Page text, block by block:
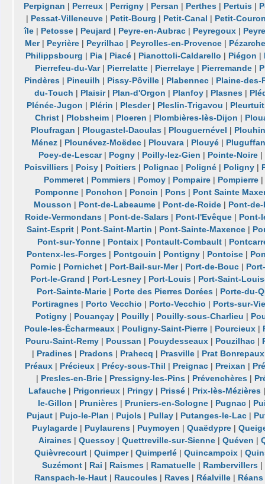
Perpignan | Perreux | Perrigny | Persan | Perthes | Pertuis |
| Pessat-Villeneuve | Petit-Bourg | Petit-Canal | Petit-
île | Petosse | Peujard | Peyre-en-Aubrac | Peyregoux |
Mer| Peyrière| Peyrilhac| Peyrolles-en-Provence|
Philippsbourg | Pia| Piacé| Pianottoli-Caldarello | Piégon |
Pierrefeu-du-Var| Pierrelatte | Pierrelaye | Pierremande |
Pindères| Pineuilh | Pissy-Pôville| Plabennec| Plaine-des-
du-Touch | Plaisir| Plan-d'Orgon | Planfoy | Plasnes |
Plénée-Jugon | Plérin | Plesder| Pleslin-Trigavou | Pleurtuit
Christ| Plobsheim| Ploeren | Plombières-lès-Dijon |
Ploufragan | Plougastel-Daoulas| Plouguernével |
Ménez| Plounévez-Moëdec| Plouvara| Plouyé| Pluguffan
Poey-de-Lescar| Pogny | Poilly-lez-Gien | Pointe-Noire |
Poisvilliers | Poisy | Poitiers | Polignac | Poligné | Poligny |
Pommeret| Pommiers| Pomoy| Pompaire| Pompierre|
Pomponne| Ponchon | Poncin | Pons| Pont Sainte
Mousson | Pont-de-Labeaume | Pont-de-Roide | Pont-
Roide-Vermondans| Pont-de-Salars| Pont-l'Evêque| Pont-
Saint-Esprit| Pont-Saint-Martin | Pont-Sainte-Maxence|
Pont-sur-Yonne| Pontaix| Pontault-Combault|
Pontenx-les-Forges| Pontgouin | Pontigny| Pontoise|
Pornic| Pornichet| Port-Bail-sur-Mer| Port-de-Bouc|
Port-le-Grand | Port-Lesney| Port-Louis| Port-Saint-
Port-Sainte-Marie | Porte des Pierres Dorées | Porte-du-
Portiragnes| Porto Vecchio | Porto-Vecchio | Ports-sur-
Potigny | Pouançay | Pouilly | Pouilly-sous-Charlieu |
Poule-les-Écharmeaux | Pouligny-Saint-Pierre | Pourcieux |
Pouru-Saint-Remy| Poussan | Pouydesseaux| Pouzilhac|
| Pradines| Pradons| Prahecq | Prasville| Prat Bonrepaux
Préaux | Précieux | Précy-sous-Thil | Preignac | Preixan |
| Presles-en-Brie | Pressigny-les-Pins | Prévenchères |
Lafauche | Prigonrieux | Pringy | Prissé | Prix-lès-Mézières
le-Gillon | Prunières| Pruniers-en-Sologne| Pugnac|
Pujaut| Pujo-le-Plan | Pujols| Pullay| Putanges-le-Lac|
Puylagarde| Puylaurens| Puymoyen | Quaëdypre|
Airaines |Quessoy |Quettreville-sur-Sienne |Quéven |
Quièvrecourt |Quimper|Quimperlé |Quincampoix |
Suzémont| Rai | Raismes| Ramatuelle| Rambervillers|
Ranspach-le-Haut| Raucoules| Raves| Réalville| Réans